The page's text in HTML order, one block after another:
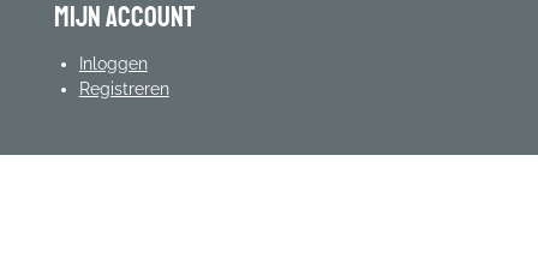
mijn account
Inloggen
Registreren